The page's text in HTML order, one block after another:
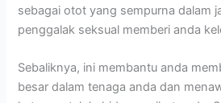
sebagai otot yang sempurna dalam
penggalak seksual memberi anda
Sebaliknya, ini membantu anda
besar dalam tenaga anda dan